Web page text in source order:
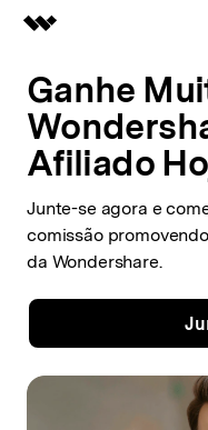
Criatividade digital
Utilitários
Negócios
Visão geral
Soluções
Sala de imprensa
Suporte
Ganhe
Afiliado
Junte-se agora e
comissão
da Wondershare.